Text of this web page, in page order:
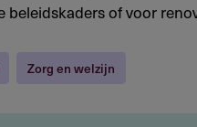
of voor
Zorg en welzijn